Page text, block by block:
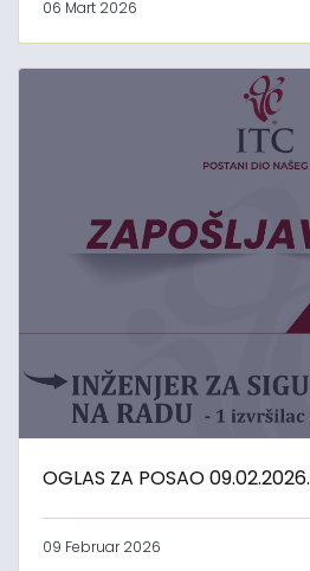
06 Mart 2026
OGLAS ZA POSAO 09.02.2026.
09 Februar 2026